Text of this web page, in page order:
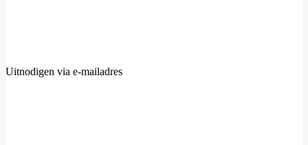
Uitnodigen via e-mailadres